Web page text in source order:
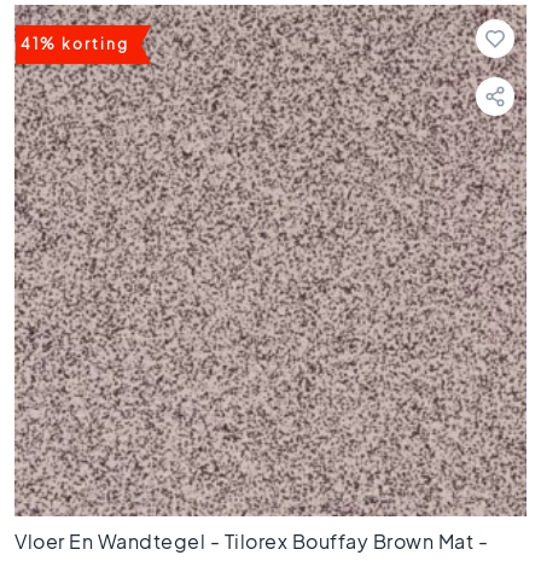
e
l
s
1
5
x
1
5
V
l
o
e
r
t
e
g
e
l
s
1
0
41% korting
Vloer En Wandtegel - Tilorex Bouffay Brown Mat -